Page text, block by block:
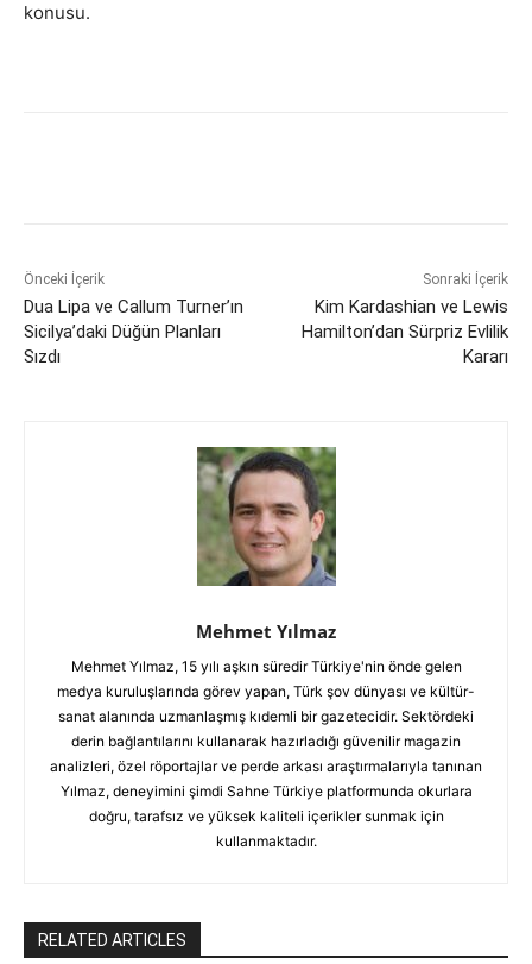
konusu.
Önceki İçerik
Dua Lipa ve Callum Turner’ın
Sicilya’daki Düğün Planları
Sızdı
Sonraki İçerik
Kim Kardashian ve Lewis
Hamilton’dan Sürpriz Evlilik
Kararı
Mehmet Yılmaz
Mehmet Yılmaz, 15 yılı aşkın süredir Türkiye'nin önde gelen
medya kuruluşlarında görev yapan, Türk şov dünyası ve kültür-
sanat alanında uzmanlaşmış kıdemli bir gazetecidir. Sektördeki
derin bağlantılarını kullanarak hazırladığı güvenilir magazin
analizleri, özel röportajlar ve perde arkası araştırmalarıyla tanınan
Yılmaz, deneyimini şimdi Sahne Türkiye platformunda okurlara
doğru, tarafsız ve yüksek kaliteli içerikler sunmak için
kullanmaktadır.
RELATED ARTICLES